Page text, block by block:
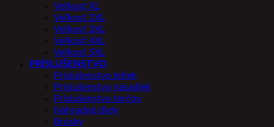
Veľkosť XL
Veľkosť 2XL
Veľkosť 3XL
Veľkosť 4XL
Veľkosť 5XL
PRÍSLUŠENSTVO
Príslušenstvo letiek
Príslušenstvo násadiek
Príslušenstvo terčov
Náhradné diely
Brúsky